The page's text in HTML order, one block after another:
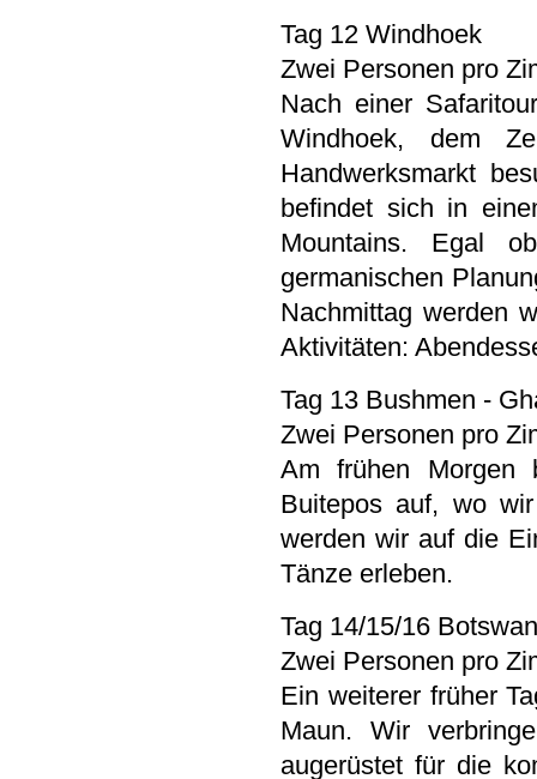
Tag 12 Windhoek
Zwei Personen pro
Nach einer
Windhoek, dem
Handwerksmarkt
befindet sich in
Mountains. Egal
germanischen
Nachmittag werden
Aktivitäten:
Tag 13 Bushmen -
Zwei Personen pro
Am frühen Morgen
Buitepos auf, wo
werden wir auf die
Tänze erleben.
Tag 14/15/16
Zwei Personen pro
Ein weiterer früher
Maun. Wir
augerüstet für die